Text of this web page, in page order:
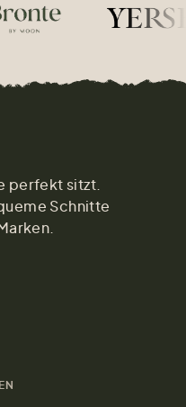
perfekt sitzt.
Schnitte